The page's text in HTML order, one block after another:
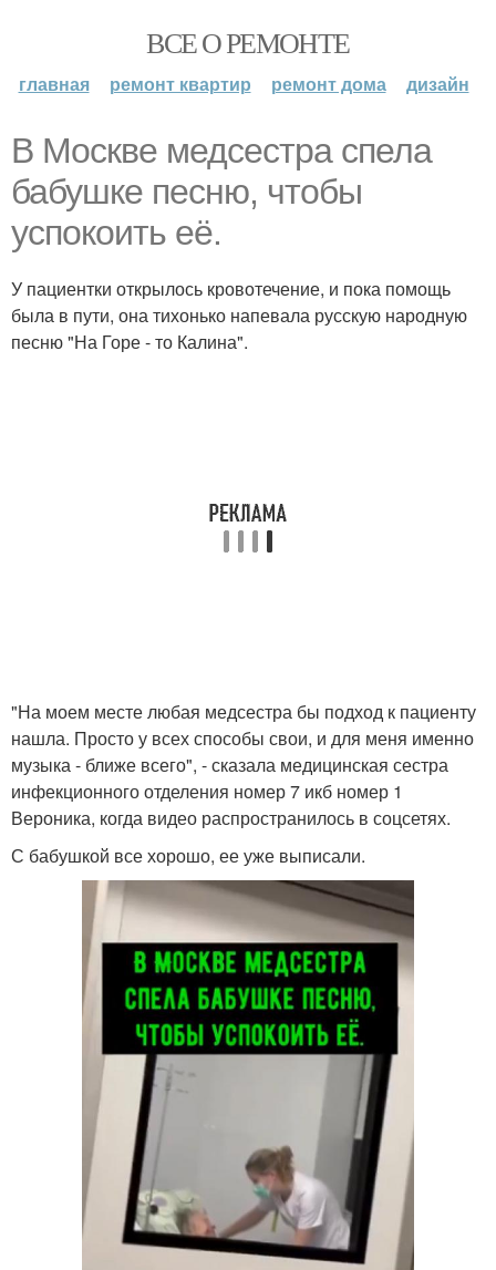
ВСЕ О РЕМОНТЕ
главная ремонт квартир ремонт дома дизайн
В Москве медсестра спела
бабушке песню, чтобы
успокоить её.
У пациентки открылось кровотечение, и пока помощь
была в пути, она тихонько напевала русскую народную
песню "На Горе - то Калина".
"На моем месте любая медсестра бы подход к пациенту
нашла. Просто у всех способы свои, и для меня именно
музыка - ближе всего", - сказала медицинская сестра
инфекционного отделения номер 7 икб номер 1
Вероника, когда видео распространилось в соцсетях.
С бабушкой все хорошо, ее уже выписали.